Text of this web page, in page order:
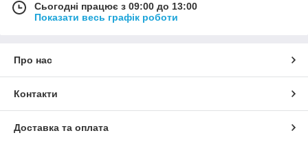
Сьогодні працює з 09:00 до 13:00
Показати весь графік роботи
Про нас
Контакти
Доставка та оплата